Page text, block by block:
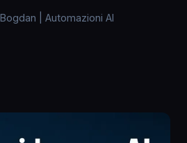
Automazioni AI